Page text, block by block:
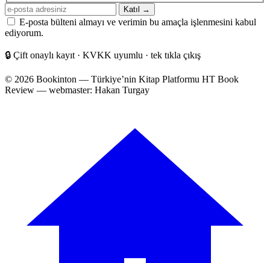
E-
posta
adresiniz
Katıl →
E-posta bülteni almayı ve verimin bu amaçla işlenmesini kabul
ediyorum.
🔒 Çift onaylı kayıt · KVKK uyumlu · tek tıkla çıkış
© 2026 Bookinton — Türkiye’nin Kitap Platformu HT Book
Review — webmaster: Hakan Turgay